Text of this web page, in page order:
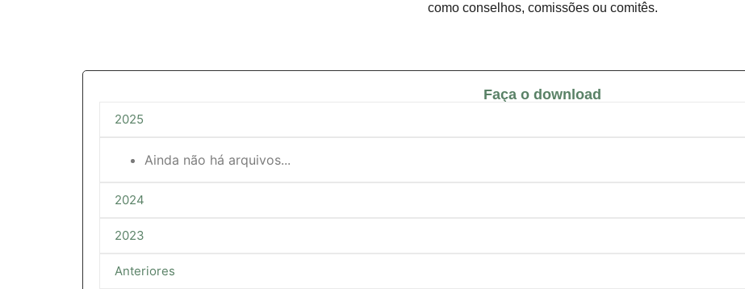
como conselhos, comissões ou comitês.
Faça o download
2025
Ainda não há arquivos...
2024
2023
Anteriores